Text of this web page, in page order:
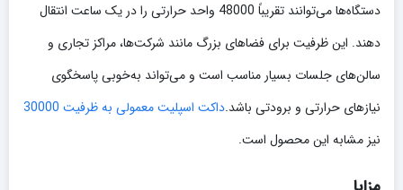
دستگاه‌ها می‌توانند تقریباً 48000 واحد حرارتی را در یک ساعت انتقال
دهند. این ظرفیت برای فضاهای بزرگ مانند شرکت‌ها، مراکز تجاری و
سالن‌های جلسات بسیار مناسب است و می‌تواند به‌خوبی پاسخگوی
نیازهای حرارتی و برودتی باشد.داکت اسپلیت معمولی به ظرفیت 30000
نیز مشابه این محصول است.